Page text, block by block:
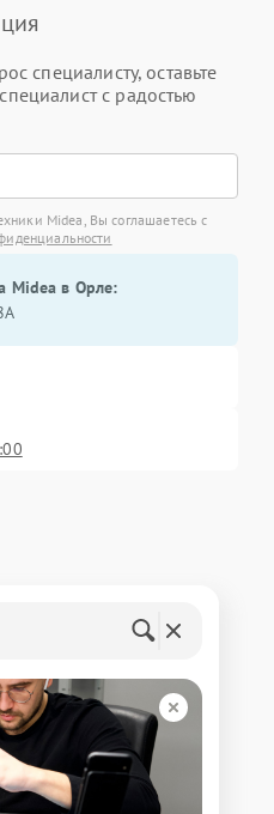
специалисту, оставьте
с радостью
Midea, Вы соглашаетесь с
Midea в Орле: